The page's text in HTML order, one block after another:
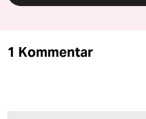
1 Kommentar